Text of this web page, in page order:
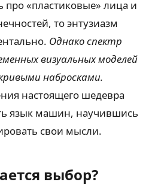
про «пластиковые» лица и
то энтузиазм
Однако спектр
визуальных моделей
набросками.
настоящего шедевра
язык машин, научившись
свои мысли.
выбор?